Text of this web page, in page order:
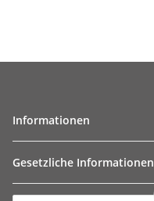
Informationen
Gesetzliche Informationen